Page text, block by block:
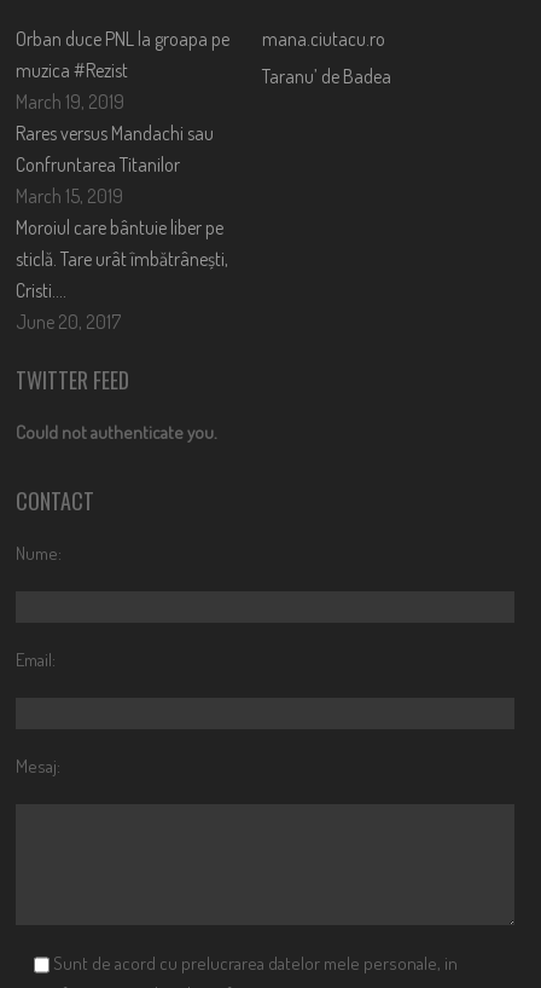
Orban duce PNL la groapa pe
muzica #Rezist
March 19, 2019
Rares versus Mandachi sau
Confruntarea Titanilor
March 15, 2019
Moroiul care bântuie liber pe
sticlă. Tare urât îmbătrânești,
Cristi….
June 20, 2017
mana.ciutacu.ro
Taranu’ de Badea
TWITTER FEED
Could not authenticate you.
CONTACT
Nume:
Email:
Mesaj:
Sunt de acord cu prelucrarea datelor mele personale, in